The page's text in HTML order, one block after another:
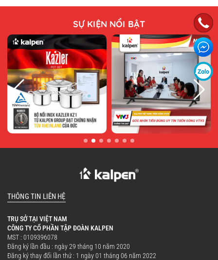
SỰ KIỆN NỔI BẬT
THÔNG TIN LIÊN HỆ
TRỤ SỞ TẠI VIỆT NAM
CÔNG TY CỔ PHẦN TẬP ĐOÀN KALPEN
MST : 0109396078
Đăng ký lần đầu : ngày 29 tháng 10 năm 2020
Đăng ký thay đổi lần thứ : 1 ngày 01 tháng 06 năm 2022